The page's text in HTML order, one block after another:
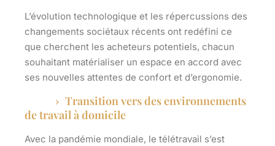
L’évolution technologique et les répercussions des
changements sociétaux récents ont redéfini ce
que cherchent les acheteurs potentiels, chacun
souhaitant matérialiser un espace en accord avec
ses nouvelles attentes de confort et d’ergonomie.
Transition vers des environnements
de travail à domicile
Avec la pandémie mondiale, le télétravail s’est